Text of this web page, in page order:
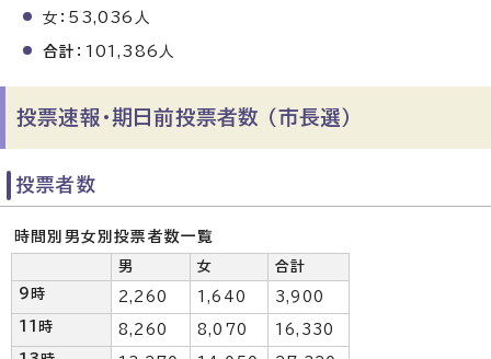
女：53,036人
合計 ：101,386人
投票速報・期日前投票者数 （市長選）
投票者数
時間別男女別投票者数一覧
男 女
合計
9時
2,260 1,640 3,900
11時 8,260 8,070 16,330